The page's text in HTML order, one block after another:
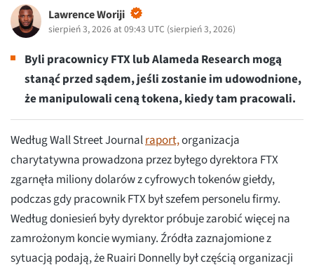
Lawrence Woriji
sierpień 3, 2026 at 09:43 UTC (sierpień 3, 2026)
Byli pracownicy FTX lub Alameda Research mogą
stanąć przed sądem, jeśli zostanie im udowodnione,
że manipulowali ceną tokena, kiedy tam pracowali.
Według Wall Street Journalraport,organizacja
charytatywna prowadzona przez byłego dyrektora FTX
zgarnęła miliony dolarów z cyfrowych tokenów giełdy,
podczas gdy pracownik FTX był szefem personelu firmy.
Według doniesień były dyrektor próbuje zarobić więcej na
zamrożonym koncie wymiany. Źródła zaznajomione z
sytuacją podają, że Ruairi Donnelly był częścią organizacji